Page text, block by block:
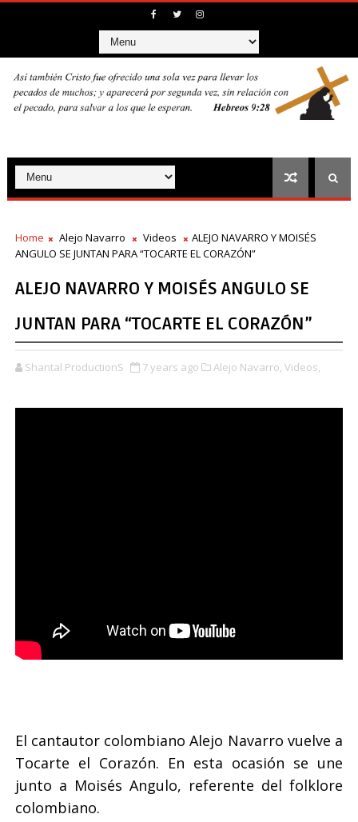
Home Alejo Navarro Videos
ALEJO NAVARRO Y MOISÉS
ANGULO SE JUNTAN PARA “TOCARTE EL CORAZÓN”
ALEJO NAVARRO Y MOISÉS ANGULO SE
JUNTAN PARA “TOCARTE EL CORAZÓN”
Shantal ProductionS 7 years ago Alejo Navarro, Videos,
El cantautor colombiano Alejo Navarro vuelve a
Tocarte el Corazón. En esta ocasión se une
junto a Moisés Angulo, referente del folklore
colombiano.